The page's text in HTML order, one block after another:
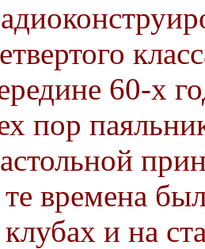
60-х
пор
те времена
и на